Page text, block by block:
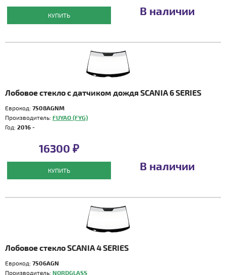
КУПИТЬ В наличии
Лобовое стекло с датчиком дождя SCANIA 6 SERIES
Еврокод: 7508AGNM
Производитель: FUYAO (FYG)
Год: 2016 -
16300 ₽
КУПИТЬ В наличии
Лобовое стекло SCANIA 4 SERIES
Еврокод: 7506AGN
Производитель: NORDGLASS